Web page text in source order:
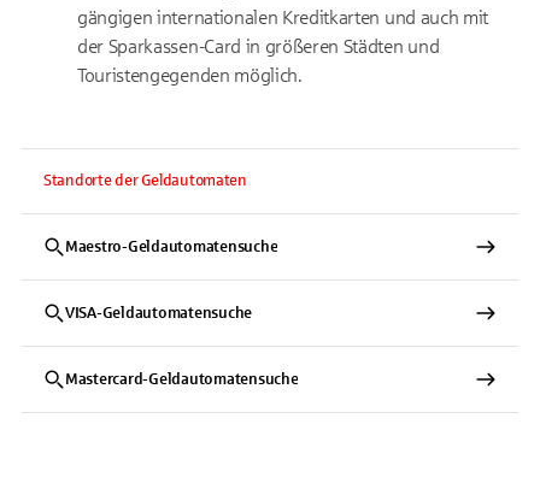
gängigen internationalen Kreditkarten und auch mit
der Sparkassen-Card in größeren Städten und
Touristengegenden möglich.
Standorte der Geldautomaten
Maestro-Geldautomatensuche
VISA-Geldautomatensuche
Mastercard-Geldautomatensuche